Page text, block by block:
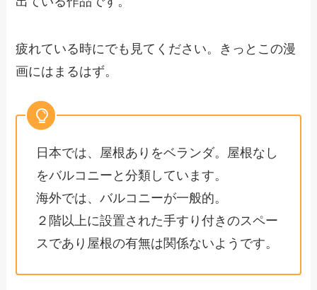
疲れている時にでも見てください。きっとこの漫
画にはまるはず。
日本では、屋根ありをベランダ。屋根なし
をバルコニーと分類しています。
海外では、バルコニーが一般的。
２階以上に設置された手すり付きのスペー
スであり屋根の有無は関係ないようです。